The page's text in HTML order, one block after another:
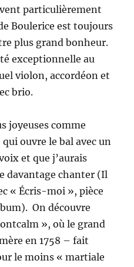
particulièrement
Boulerice est toujours
plus grand bonheur.
exceptionnelle au
violon, accordéon et
brio.
joyeuses comme
ouvre le bal avec un
et que j’aurais
davantage chanter (Il
« Écris-moi », pièce
On découvre
», où le grand
en 1758 – fait
le moins « martiale